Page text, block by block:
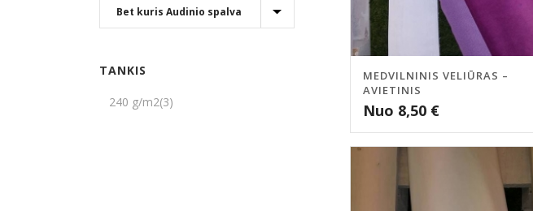
MEDVILNINIS VELIŪRAS –
AVIETINIS
Nuo 8,50 €
TANKIS
240 g/m2(3)